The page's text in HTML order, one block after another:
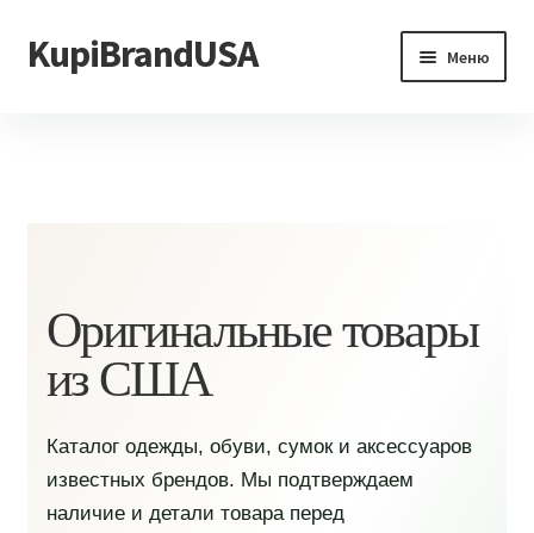
Перейти
к
Перейти
к
KupiBrandUSA Меню
Оригинальные товары
из США
Каталог одежды, обуви, сумок и аксессуаров
известных брендов. Мы подтверждаем
наличие и детали товара перед